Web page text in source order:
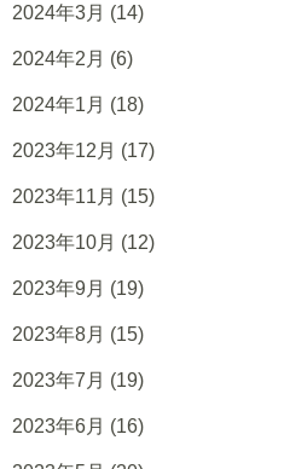
2024年3月 (14)
2024年2月 (6)
2024年1月 (18)
2023年12月 (17)
2023年11月 (15)
2023年10月 (12)
2023年9月 (19)
2023年8月 (15)
2023年7月 (19)
2023年6月 (16)